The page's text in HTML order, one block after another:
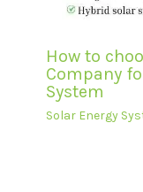
How to
Company
System
Solar Energy